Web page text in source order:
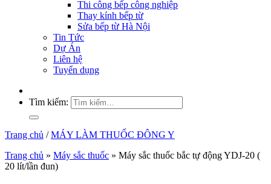
Thi công bếp công nghiệp
Thay kính bếp từ
Sửa bếp từ Hà Nội
Tin Tức
Dự Án
Liên hệ
Tuyển dụng
Tìm kiếm:
Trang chủ / MÁY LÀM THUỐC ĐÔNG Y
Trang chủ » Máy sắc thuốc » Máy sắc thuốc bắc tự động YDJ-20 (
20 lít/lần đun)